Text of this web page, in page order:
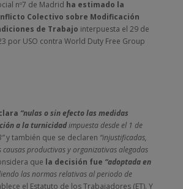
nº7 de Madrid ha estimado la
Colectivo sobre Modificación
de Trabajo interpuesta el 29 de
por USO contra World Duty Free Group
“nulas o sin efecto las medidas
a la turnicidadimpuesta desde el 1 de
y también que se declaren “injustificadas,
productivas y organizativas alegadas
que la decisión fue “adoptada en
las normas relativas al periodo de
el Estatuto de los Trabajadores (ET). Y